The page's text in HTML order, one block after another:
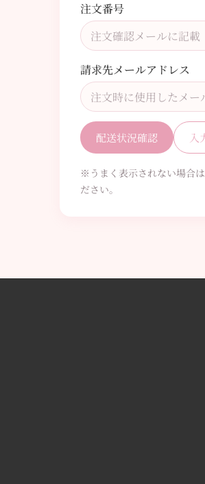
注文番号
請求先メールアドレス
配送状況確認 入
※うまく表示されない場合
ださい。